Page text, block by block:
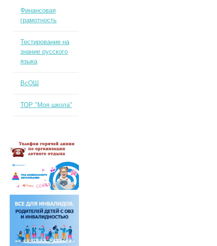
Финансовая
грамотность
Тестирование на
знание русского
языка
ВсОШ
ТОР "Моя школа"